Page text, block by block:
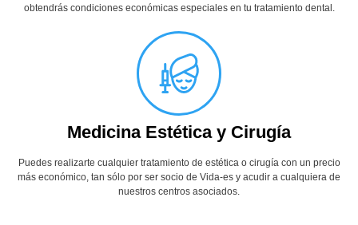
obtendrás condiciones económicas especiales en tu tratamiento dental.
Medicina Estética y Cirugía
Puedes realizarte cualquier tratamiento de estética o cirugía con un precio
más económico, tan sólo por ser socio de Vida-es y acudir a cualquiera de
nuestros centros asociados.